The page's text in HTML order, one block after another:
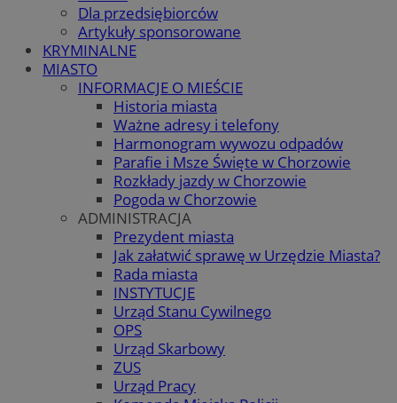
Dla przedsiębiorców
Artykuły sponsorowane
KRYMINALNE
MIASTO
INFORMACJE O MIEŚCIE
Historia miasta
Ważne adresy i telefony
Harmonogram wywozu odpadów
Parafie i Msze Święte w Chorzowie
Rozkłady jazdy w Chorzowie
Pogoda w Chorzowie
ADMINISTRACJA
Prezydent miasta
Jak załatwić sprawę w Urzędzie Miasta?
Rada miasta
INSTYTUCJE
Urząd Stanu Cywilnego
OPS
Urząd Skarbowy
ZUS
Urząd Pracy